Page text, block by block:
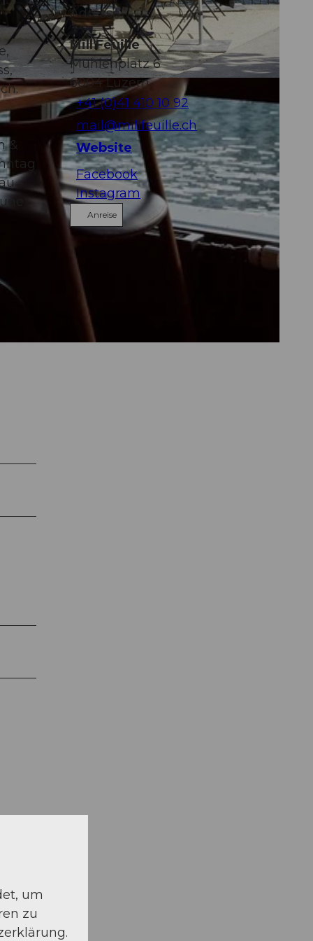
&
Adresse
Mill'Feuille
Mühlenplatz 6
6004Luzern
+41 (0)41 410 10 92
mail@millfeuille.ch
Website
Facebook
Instagram
Anreise
um
zu